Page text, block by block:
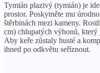
Tymián plazivý (tymián) je
prostor. Poskytněte mu
štěrbinách mezi kameny.
cm) chlupatých výhonů,
Aby keře zůstaly husté a
ihned po odkvětu seříznout.